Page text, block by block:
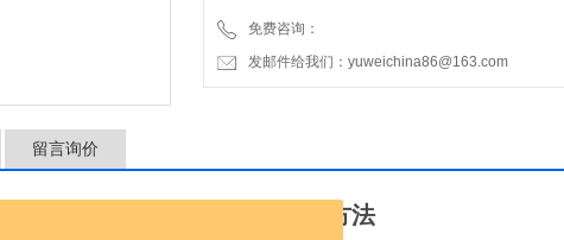
免费咨询：
发邮件给我们：yuweichina86@163.com
留言询价
部分兽药残留前处理方法